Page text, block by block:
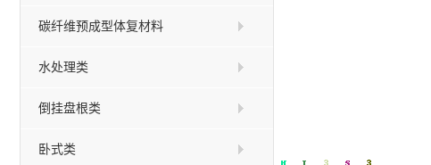
碳纤维预成型体复材料
水处理类
倒挂盘根类
卧式类